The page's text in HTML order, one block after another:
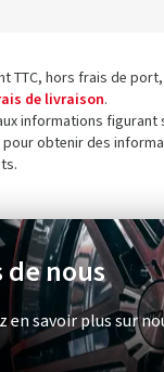
TTC, hors frais de
de livraison.
informations figurant
obtenir des
de nous
en savoir plus sur